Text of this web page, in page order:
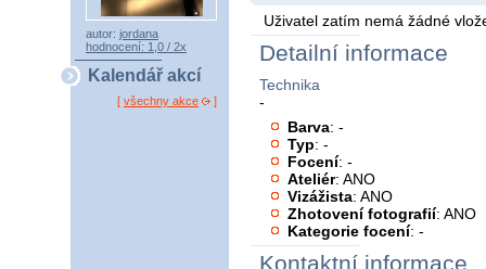
autor: jordana
hodnocení: 1,0 / 2x
Kalendář akcí
[ všechny akce ]
Uživatel zatím nemá žádné
Detailní informace
Technika
-
Barva: -
Typ: -
Focení: -
Ateliér: ANO
Vizážista: ANO
Zhotovení fotografií: ANO
Kategorie focení: -
Kontaktní informace